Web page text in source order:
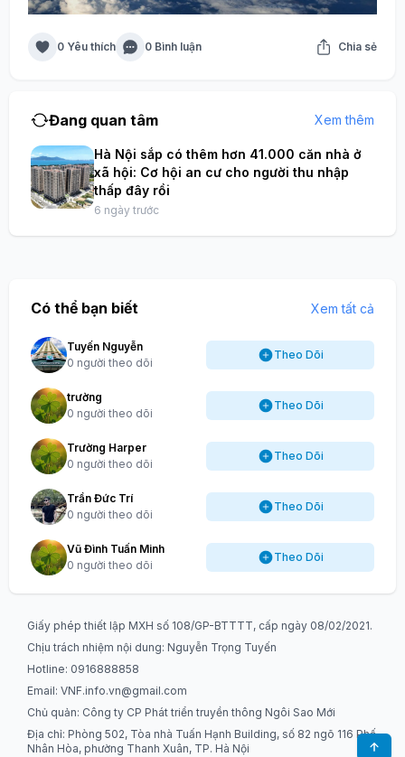
0 Yêu thích 0 Bình luận Chia sẻ
Đang quan tâm Xem thêm
Hà Nội sắp có thêm hơn 41.000 căn nhà ở
xã hội: Cơ hội an cư cho người thu nhập
thấp đây rồi
6 ngày trước
Có thể bạn biết Xem tất cả
Tuyến Nguyễn
0 người theo dõi
Theo Dõi
trường
0 người theo dõi
Theo Dõi
Trường Harper
0 người theo dõi
Theo Dõi
Trần Đức Trí
0 người theo dõi
Theo Dõi
Vũ Đình Tuấn Minh
0 người theo dõi
Theo Dõi
Giấy phép thiết lập MXH số 108/GP-BTTTT, cấp ngày 08/02/2021.
Chịu trách nhiệm nội dung: Nguyễn Trọng Tuyến
Hotline: 0916888858
Email: VNF.info.vn@gmail.com
Chủ quản: Công ty CP Phát triển truyền thông Ngôi Sao Mới
Địa chỉ: Phòng 502, Tòa nhà Tuấn Hạnh Building, số 82 ngõ 116 Phố
Nhân Hòa, phường Thanh Xuân, TP. Hà Nội